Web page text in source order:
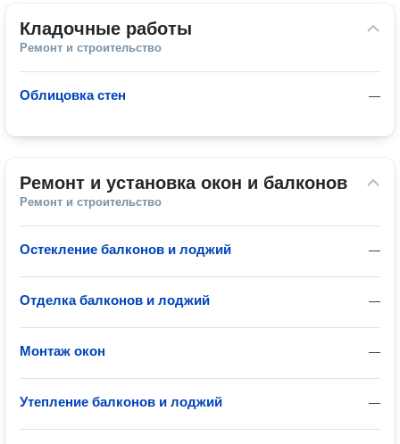
Кладочные работы
Ремонт и строительство
—
Облицовка стен
Ремонт и установка окон и балконов
Ремонт и строительство
—
Остекление балконов и лоджий
—
Отделка балконов и лоджий
—
Монтаж окон
—
Утепление балконов и лоджий